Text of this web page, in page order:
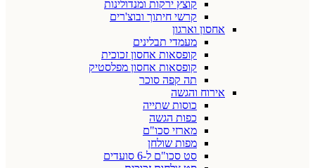
קוצץ ירקות ומנדולינות
קרשי חיתוך ובוצ'רים
אחסון וארגון
מעמדי תבלינים
קופסאות אחסון זכוכית
קופסאות אחסון מפלסטיק
תה קפה סוכר
אירוח והגשה
כוסות שתייה
כפות הגשה
מארזי סכו"ם
מפות שולחן
סט סכו"ם ל-6 סועדים